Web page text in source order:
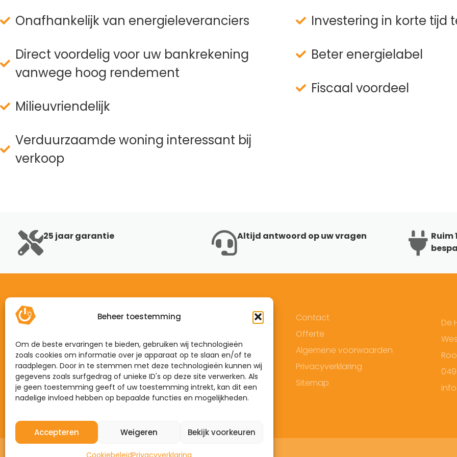
Beheer toestemming
Om de beste ervaringen te bieden, gebruiken wij technologieën
zoals cookies om informatie over je apparaat op te slaan en/of te
raadplegen. Door in te stemmen met deze technologieën kunnen wij
gegevens zoals surfgedrag of unieke ID's op deze site verwerken. Als
je geen toestemming geeft of uw toestemming intrekt, kan dit een
nadelige invloed hebben op bepaalde functies en mogelijkheden.
Accepteren Weigeren Bekijk voorkeuren
CookiebeleidPrivacyverklaring
Onafhankelijk van energieleveranciers
Direct voordelig voor uw bankrekening
vanwege hoog rendement
Milieuvriendelijk
Verduurzaamde woning interessant bij
verkoop
Investering in korte tijd
Beter energielabel
Fiscaal voordeel
25 jaar garantie Altijd antwoord op uw vragen
Ruim
Home
Mijn energie
Dynamisch
Zonnepanelen
Laadpalen
Thuisbatterijen
Contact
Offerte
Algemene voorwaarden
Privacyverklaring
Sitemap
De